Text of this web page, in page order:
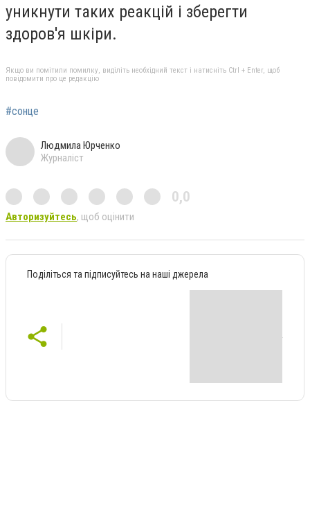
уникнути таких реакцій і зберегти
здоров'я шкіри.
Якщо ви помітили помилку, виділіть необхідний текст і натисніть Ctrl + Enter, щоб
повідомити про це редакцію
#сонце
Людмила Юрченко
Журналіст
0,0
Авторизуйтесь, щоб оцінити
Поділіться та підписуйтесь на наші джерела